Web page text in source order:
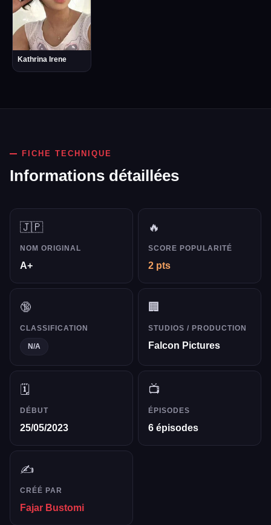
Kathrina Irene
FICHE TECHNIQUE
Informations détaillées
🇯🇵
NOM ORIGINAL
A+
🔥
SCORE POPULARITÉ
2 pts
🔞
CLASSIFICATION
N/A
🏢
STUDIOS / PRODUCTION
Falcon Pictures
🗓️
DÉBUT
25/05/2023
📺
ÉPISODES
6 épisodes
✍️
CRÉÉ PAR
Fajar Bustomi